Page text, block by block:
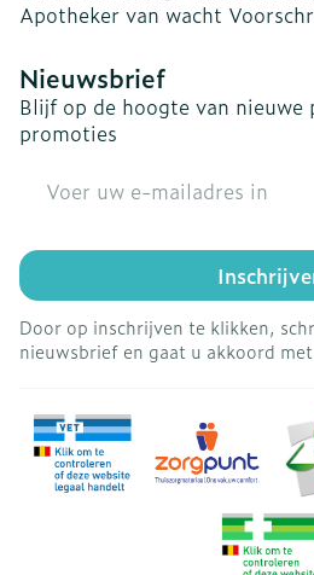
Apotheker van wacht
Nieuwsbrief
Blijf op de hoogte van nieuwe
promoties
Door op inschrijven te klikken,
nieuwsbrief en gaat u akkoord